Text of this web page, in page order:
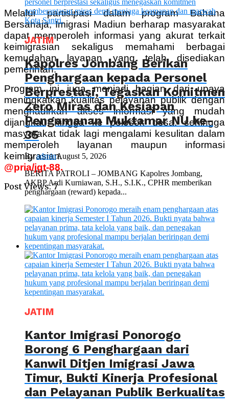
Melalui partisipasi dalam program Bahana
Bersahaja, Imigrasi Madiun berharap masyarakat
dapat memperoleh informasi yang akurat terkait
keimigrasian sekaligus memahami berbagai
kemudahan layanan yang telah disediakan
pemerintah.
Program ini juga menjadi bagian dari upaya
meningkatkan kualitas pelayanan publik dengan
menghadirkan akses informasi yang mudah
dijangkau hingga ke pelosok desa, sehingga
masyarakat tidak lagi mengalami kesulitan dalam
memperoleh layanan maupun informasi
keimigrasian.
@pria/jgt-88.
Post Views: 7
JATIM
Kapolres Jombang Berikan
Penghargaan kepada Personel
Berprestasi, Tegaskan Komitmen
Zero Miras dan Kesiapan
Pengamanan Muktamar NU ke-
35
ByadminAugust 5, 2026
BERITA PATROLI – JOMBANG Kapolres Jombang,
AKBP Ardi Kurniawan, S.H., S.I.K., CPHR memberikan
penghargaan (reward) kepada...
JATIM
Kantor Imigrasi Ponorogo
Borong 6 Penghargaan dari
Kanwil Ditjen Imigrasi Jawa
Timur, Bukti Kinerja Profesional
dan Pelayanan Publik Berkualitas